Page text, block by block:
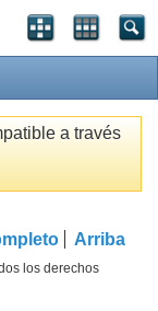
a través
Arriba
los derechos